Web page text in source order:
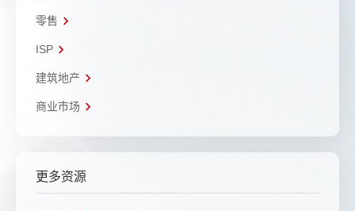
零售
ISP
建筑地产
商业市场
更多资源